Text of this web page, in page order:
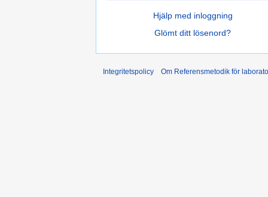
Hjälp med inloggning
Glömt ditt lösenord?
Integritetspolicy Om Referensmetodik för